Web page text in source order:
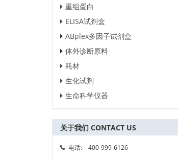
重组蛋白
ELISA试剂盒
ABplex多因子试剂盒
体外诊断原料
耗材
生化试剂
生命科学仪器
关于我们 CONTACT US
电话:
400-999-6126